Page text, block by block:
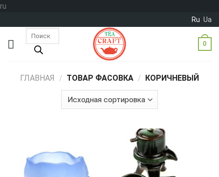
ru
content
Ru Ua
0
ГЛАВНАЯ / ТОВАР ФАСОВКА / КОРИЧНЕВЫЙ